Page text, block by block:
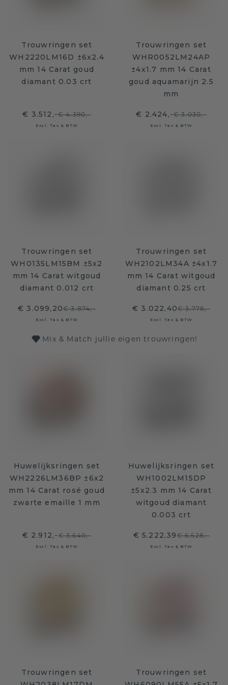
Trouwringen set
WH2220LM16D ±6x2.4
mm 14 Carat goud
diamant 0.03 crt
€ 3.512,-€ 4.390,-
Excl. Tax & BTW
Trouwringen set
WHR0052LM24AP
±4x1.7 mm 14 Carat
goud aquamarijn 2.5
mm
€ 2.424,-€ 3.030,-
Excl. Tax & BTW
Trouwringen set
WH0135LM15BM ±5x2
mm 14 Carat witgoud
diamant 0.012 crt
€ 3.099,20€ 3.874,-
Excl. Tax & BTW
Trouwringen set
WH2102LM34A ±4x1.7
mm 14 Carat witgoud
diamant 0.25 crt
€ 3.022,40€ 3.778,-
Excl. Tax & BTW
Mix & Match jullie eigen trouwringen!
Huwelijksringen set
WH2226LM36BP ±6x2
mm 14 Carat rosé goud
zwarte emaille 1 mm
€ 2.912,-€ 3.640,-
Excl. Tax & BTW
Huwelijksringen set
WH1002LM15DP
±5x2.3 mm 14 Carat
witgoud diamant
0.003 crt
€ 5.222,39€ 6.528,-
Excl. Tax & BTW
Trouwringen set
Trouwringen set